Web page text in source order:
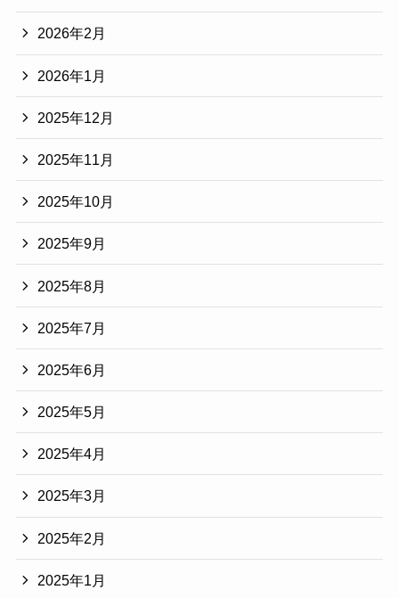
2026年2月
2026年1月
2025年12月
2025年11月
2025年10月
2025年9月
2025年8月
2025年7月
2025年6月
2025年5月
2025年4月
2025年3月
2025年2月
2025年1月